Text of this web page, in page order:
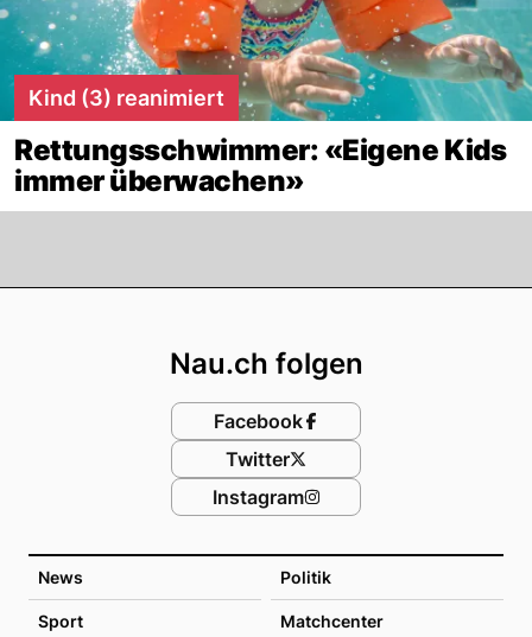
Kind (3) reanimiert
Rettungsschwimmer: «Eigene Kids
immer überwachen»
News Politik
Sport Matchcenter
Nau.ch folgen
Facebook
Twitter
Instagram